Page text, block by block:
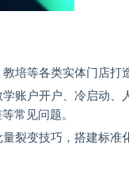
培等各类实体门店打
账户开户、冷启动、
常见问题。
裂变技巧，搭建标准